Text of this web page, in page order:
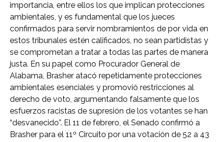
importancia, entre ellos los que implican protecciones
ambientales, y es fundamental que los jueces
confirmados para servir nombramientos de por vida en
estos tribunales estén calificados, no sean partidistas y
se comprometan a tratar a todas las partes de manera
justa. En su papel como Procurador General de
Alabama, Brasher atacó repetidamente protecciones
ambientales esenciales y promovió restricciones al
derecho de voto, argumentando falsamente que los
esfuerzos racistas de supresión de los votantes se han
“desvanecido”. El 11 de febrero, el Senado confirmó a
Brasher para el 11º Circuito por una votación de 52 a 43